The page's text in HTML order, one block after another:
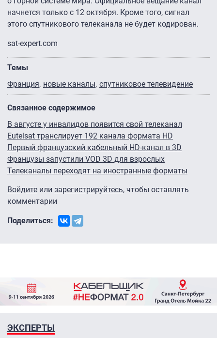
начнется только с 12 октября. Кроме того, сигнал
этого спутникового телеканала не будет кодирован.
sat-expert.com
Темы
Франция новые каналы спутниковое телевидение
Связанное содержимое
В августе у инвалидов появится свой телеканал
Eutelsat транслирует 192 канала формата HD
Первый французский кабельный HD-канал в 3D
Французы запустили VOD 3D для взрослых
Телеканалы переходят на иностранные форматы
Войдите или зарегистрируйтесь, чтобы оставлять
комментарии
Поделиться:
ЭКСПЕРТЫ